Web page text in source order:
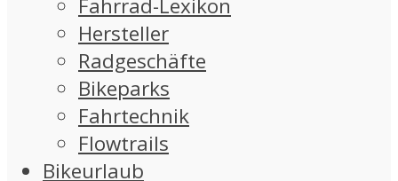
Fahrrad-Lexikon
Hersteller
Radgeschäfte
Bikeparks
Fahrtechnik
Flowtrails
Bikeurlaub